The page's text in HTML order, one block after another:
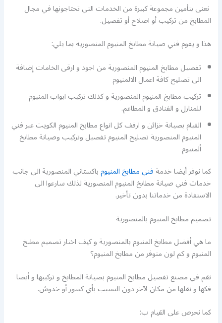
نعنى بتأمين مجموعة كبيرة من الخدمات التي تحتاجونها في مجال
المطابخ من تركيب أو اصلاح أو تفصيل.
هذا و يقوم فني صيانة مطابخ المنيوم المنصورية بما يلي:
تفصيل مطابخ المنيوم المنصورية من اجود و ارقى الخامات إضافة
الى تصليح كافة اعمال الالمنيوم
تركيب مطابخ المنيوم المنصورية و كذلك تركيب ابواب المنيوم
للمنازل و الفنادق و المطاعم.
القيام بصيانة خزائن و ارفف كل انواع مطابخ المنيوم الكويت عبر فني
المنيوم المنصورية تصليح المنيوم تفصيل وتركيب وصيانة مطابخ
ألمنيوم
كما نوفر أيضا خدمةفني مطابخ المنيومباكستاني المنصورية الى جانب
خدمات فني صيانة مطابخ المنيوم المنصورية لذلك سارعوا الى
الاستفادة من خدماتنا بدون تأخير.
تصميم مطابخ المنيوم بالمنصورية
ما هي أفضل مطابخ المنيوم بالمنصورية و كيف اختار تصميم مطبخ
المنيوم و كم لون متوفر من مطابخ المنيوم؟
نقم في مصنع تفصيل مطابخ المنيوم بصيانة المطابخ و تركيبها و أيضا
فكها و نقلها من مكان لآخر دون التسبب بأي كسور أو خدوش.
كما نحرص على القيام ب: